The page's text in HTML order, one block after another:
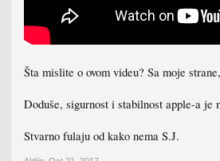
Šta mislite o ovom videu? Sa moje
Doduše, sigurnost i stabilnost apple-a je
Stvarno fulaju od kako nema S.J.